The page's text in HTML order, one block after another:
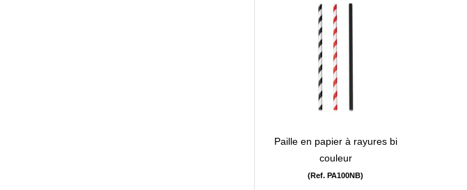
visibility
Paille en papier à rayures bi
couleur
(Ref. PA100NB)